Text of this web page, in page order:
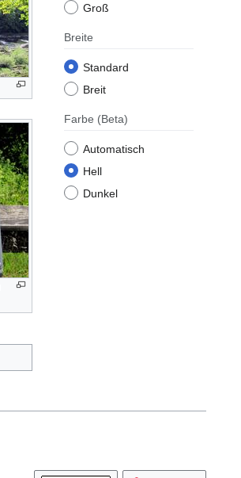
Groß
Breite
Standard
Breit
Farbe (Beta)
Automatisch
Hell
Dunkel